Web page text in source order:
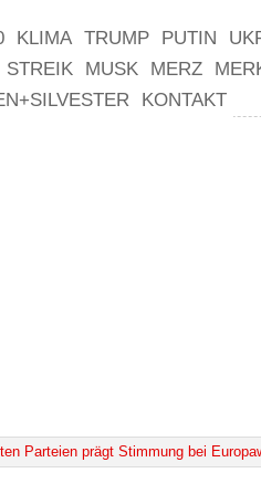
KLIMA TRUMP PUTIN
STREIK MUSK MERZ
KONTAKT